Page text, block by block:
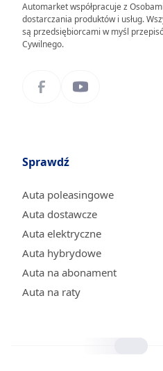
Automarket współpracuje z
dostarczania produktów i usług.
są przedsiębiorcami w myśl
Cywilnego.
Sprawdź
Auta poleasingowe
Auta dostawcze
Auta elektryczne
Auta hybrydowe
Auta na abonament
Auta na raty